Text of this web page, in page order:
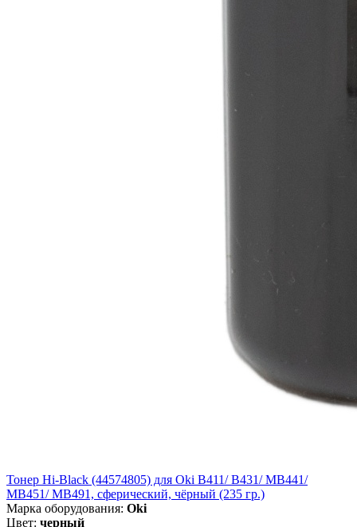
Тонер Hi-Black (44574805) для Oki B411/ B431/ MB441/
MB451/ MB491, сферический, чёрный (235 гр.)
Марка оборудования: Oki
Цвет: черный